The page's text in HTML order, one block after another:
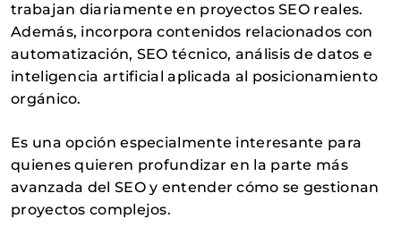
trabajan diariamente en proyectos SEO reales.
Además, incorpora contenidos relacionados con
automatización, SEO técnico, análisis de datos e
inteligencia artificial aplicada al posicionamiento
orgánico.
Es una opción especialmente interesante para
quienes quieren profundizar en la parte más
avanzada del SEO y entender cómo se gestionan
proyectos complejos.